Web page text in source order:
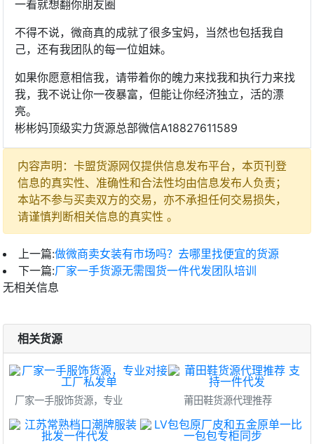
一看就想翻你朋友圈
不得不说，微商真的成就了很多宝妈，当然也包括我自
己，还有我团队的每一位姐妹。
如果你愿意相信我，请带着你的魄力来找我和执行力来找
我，我不说让你一夜暴富，但能让你经济独立，活的漂
亮。
彬彬妈顶级实力货源总部微信A18827611589
内容声明：卡盟货源网仅提供信息发布平台，本页刊登
信息的真实性、准确性和合法性均由信息发布人负责；
本站不参与买卖双方的交易，亦不承担任何交易损失，
请谨慎判断相关信息的真实性 。
上一篇:做微商卖女装有市场吗？去哪里找便宜的货源
下一篇:厂家一手货源无需囤货一件代发团队培训
无相关信息
相关货源
厂家一手服饰货源，专业 莆田鞋货源代理推荐